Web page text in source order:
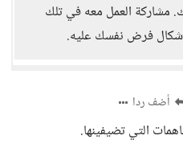
مشاركة العمل معه في تلك
فرض نفسك عليه.
أضف ردا
التي تضيفينها.